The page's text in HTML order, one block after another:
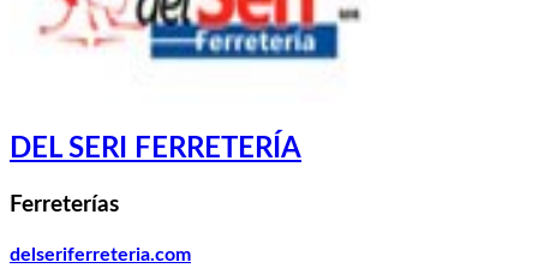
DEL SERI FERRETERÍA
Ferreterías
delseriferreteria.com